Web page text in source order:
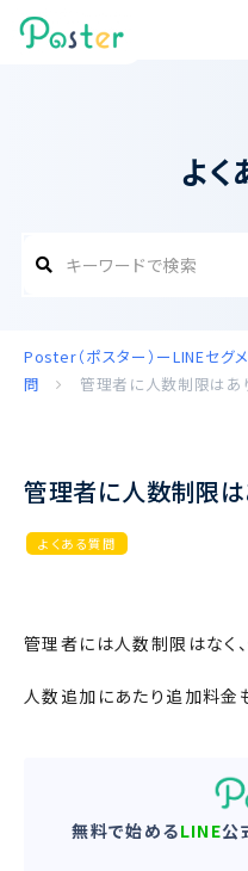
よく
Poster（ポスター）ーLINEセグ
問
管理者に人数制限はあ
管理者に人数制限は
よくある質問
管理者には人数制限はなく
人数追加にあたり追加料金
無料で始めるLINE公